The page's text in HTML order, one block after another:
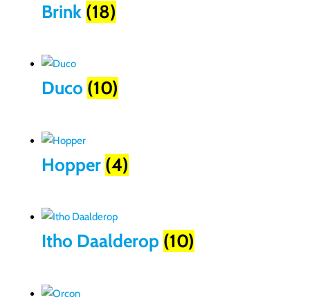
Brink (18)
Duco (10)
Hopper (4)
Itho Daalderop (10)